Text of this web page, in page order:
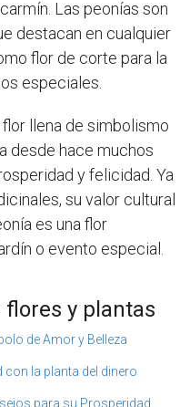
Las peonías son
destacan en cualquier
flor de corte para la
especiales.
flor llena de simbolismo
desde hace muchos
y felicidad. Ya
su valor cultural
es una flor
o evento especial.
y plantas
de Amor y Belleza
la planta del dinero
para su Prosperidad